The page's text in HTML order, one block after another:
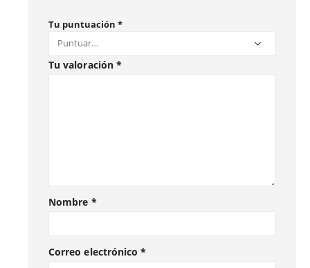
Tu puntuación *
Tu valoración *
Nombre *
Correo electrónico*